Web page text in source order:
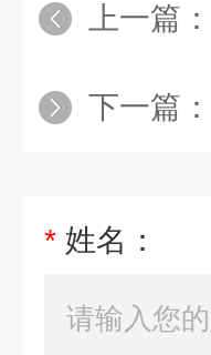
上一篇：
下一篇：
* 姓名：